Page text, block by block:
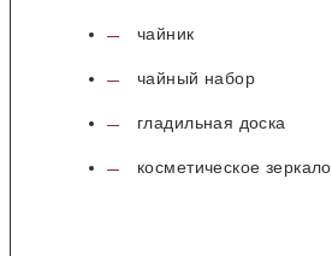
чайник
чайный набор
гладильная доска
косметическое зеркало